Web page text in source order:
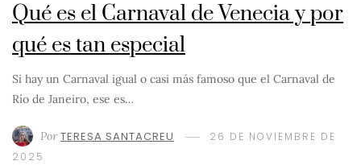
Qué es el Carnaval de Venecia y por
qué es tan especial
Si hay un Carnaval igual o casi más famoso que el Carnaval de
Río de Janeiro, ese es…
Por TERESA SANTACREU
26 DE NOVIEMBRE DE
2025